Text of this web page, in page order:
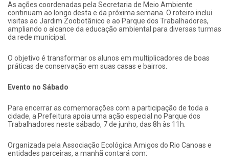
As ações coordenadas pela Secretaria de Meio Ambiente
continuam ao longo desta e da próxima semana. O roteiro inclui
visitas ao Jardim Zoobotânico e ao Parque dos Trabalhadores,
ampliando o alcance da educação ambiental para diversas turmas
da rede municipal.
O objetivo é transformar os alunos em multiplicadores de boas
práticas de conservação em suas casas e bairros.
Evento no Sábado
Para encerrar as comemorações com a participação de toda a
cidade, a Prefeitura apoia uma ação especial no Parque dos
Trabalhadores neste sábado, 7 de junho, das 8h às 11h.
Organizada pela Associação Ecológica Amigos do Rio Canoas e
entidades parceiras, a manhã contará com: